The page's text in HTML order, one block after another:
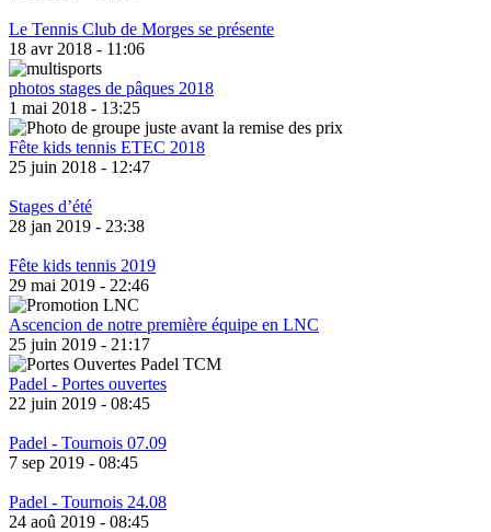
Le Tennis Club de Morges se présente
18 avr 2018 - 11:06
photos stages de pâques 2018
1 mai 2018 - 13:25
Fête kids tennis ETEC 2018
25 juin 2018 - 12:47
Stages d’été
28 jan 2019 - 23:38
Fête kids tennis 2019
29 mai 2019 - 22:46
Ascencion de notre première équipe en LNC
25 juin 2019 - 21:17
Padel - Portes ouvertes
22 juin 2019 - 08:45
Padel - Tournois 07.09
7 sep 2019 - 08:45
Padel - Tournois 24.08
24 aoû 2019 - 08:45